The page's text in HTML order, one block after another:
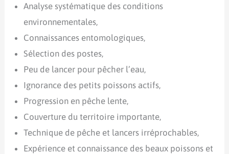
Analyse systématique des conditions
environnementales,
Connaissances entomologiques,
Sélection des postes,
Peu de lancer pour pêcher l’eau,
Ignorance des petits poissons actifs,
Progression en pêche lente,
Couverture du territoire importante,
Technique de pêche et lancers irréprochables,
Expérience et connaissance des beaux poissons et